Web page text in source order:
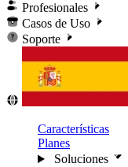
Profesionales
Casos de Uso
Soporte
Características
Planes
Soluciones